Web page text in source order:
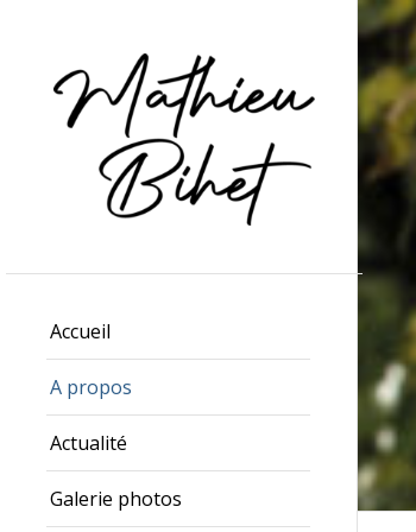
Accueil
A propos
Actualité
Galerie photos